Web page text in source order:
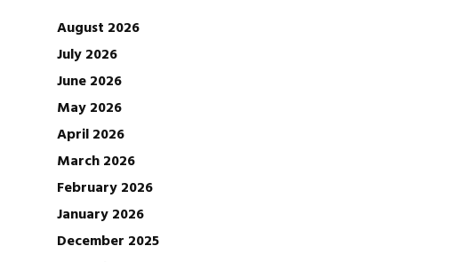
August 2026
July 2026
June 2026
May 2026
April 2026
March 2026
February 2026
January 2026
December 2025